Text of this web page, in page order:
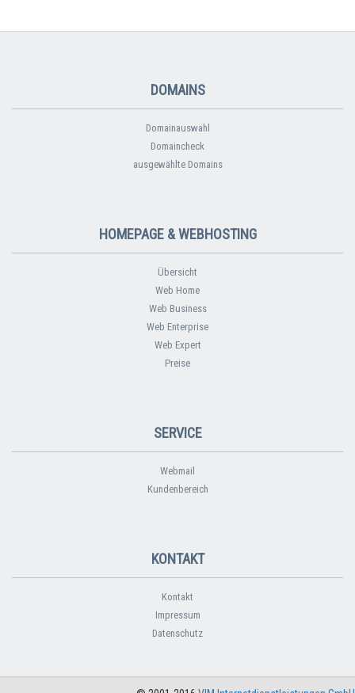
DOMAINS
Domainauswahl
Domaincheck
ausgewählte Domains
HOMEPAGE & WEBHOSTING
Übersicht
Web Home
Web Business
Web Enterprise
Web Expert
Preise
SERVICE
Webmail
Kundenbereich
KONTAKT
Kontakt
Impressum
Datenschutz